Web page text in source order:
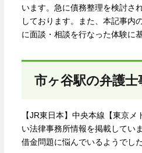
います。急に債務整理を検討さ
しております。また、本記事内
に面談・相談を行なった体験に
市ヶ谷駅の弁護士
【JR東日本】中央本線【東京
い法律事務所情報を掲載していま
借金問題に悩んでいるようでし